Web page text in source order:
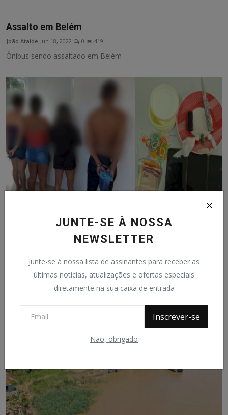
JUNTE-SE À NOSSA
NEWSLETTER
Junte-se à nossa lista de assinantes para receber as
últimas notícias, atualizações e ofertas especiais
diretamente na sua caixa de entrada
Inscrever-se
Não, obrigado
Assalto em Belém
João Ataide Jun 18, 2022 0 419
Ônibus sendo assaltado em Belém
EM CALÇOENE, POLÍCIA CIVIL PRENDE QUATRO
PESSOAS EM FLA...
Por: Assessoria de Comunicação PC-AP